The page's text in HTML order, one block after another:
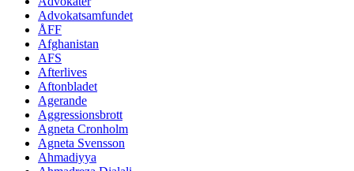
Advokatsamfundet
ÅFF
Afghanistan
AFS
Afterlives
Aftonbladet
Agerande
Aggressionsbrott
Agneta Cronholm
Agneta Svensson
Ahmadiyya